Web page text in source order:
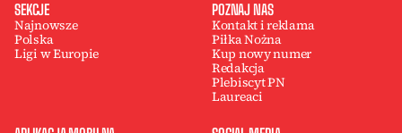
SEKCJE
Najnowsze
Polska
Ligi w Europie
POZNAJ NAS
Kontakt i reklama
Piłka Nożna
Kup nowy numer
Redakcja
Plebiscyt PN
Laureaci